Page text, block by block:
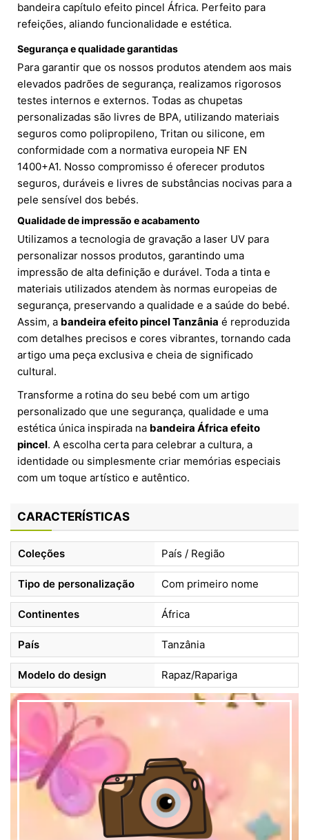
bandeira capítulo efeito pincel África. Perfeito para
refeições, aliando funcionalidade e estética.
Segurança e qualidade garantidas
Para garantir que os nossos produtos atendem aos mais
elevados padrões de segurança, realizamos rigorosos
testes internos e externos. Todas as chupetas
personalizadas são livres de BPA, utilizando materiais
seguros como polipropileno, Tritan ou silicone, em
conformidade com a normativa europeia NF EN
1400+A1. Nosso compromisso é oferecer produtos
seguros, duráveis e livres de substâncias nocivas para a
pele sensível dos bebés.
Qualidade de impressão e acabamento
Utilizamos a tecnologia de gravação a laser UV para
personalizar nossos produtos, garantindo uma
impressão de alta definição e durável. Toda a tinta e
materiais utilizados atendem às normas europeias de
segurança, preservando a qualidade e a saúde do bebé.
Assim, a bandeira efeito pincel Tanzânia é reproduzida
com detalhes precisos e cores vibrantes, tornando cada
artigo uma peça exclusiva e cheia de significado
cultural.
Transforme a rotina do seu bebé com um artigo
personalizado que une segurança, qualidade e uma
estética única inspirada na bandeira África efeito
pincel. A escolha certa para celebrar a cultura, a
identidade ou simplesmente criar memórias especiais
com um toque artístico e autêntico.
CARACTERÍSTICAS
Coleções País / Região
Tipo de personalização Com primeiro nome
Continentes África
País Tanzânia
Modelo do design Rapaz/Rapariga